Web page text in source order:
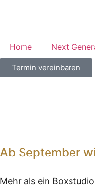
Home Next
Termin vereinbaren
Ab September
Mehr als ein